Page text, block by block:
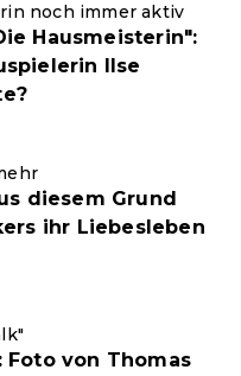
noch immer aktiv
Hausmeisterin":
Ilse
diesem Grund
ihr Liebesleben
Foto von Thomas